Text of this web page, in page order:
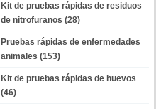
Kit de pruebas rápidas de residuos
de nitrofuranos (28)
Pruebas rápidas de enfermedades
animales (153)
Kit de pruebas rápidas de huevos
(46)